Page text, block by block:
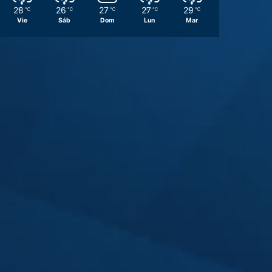
28 ℃
Vie
26 ℃
Sáb
27 ℃
Dom
27 ℃
Lun
29 ℃
Mar